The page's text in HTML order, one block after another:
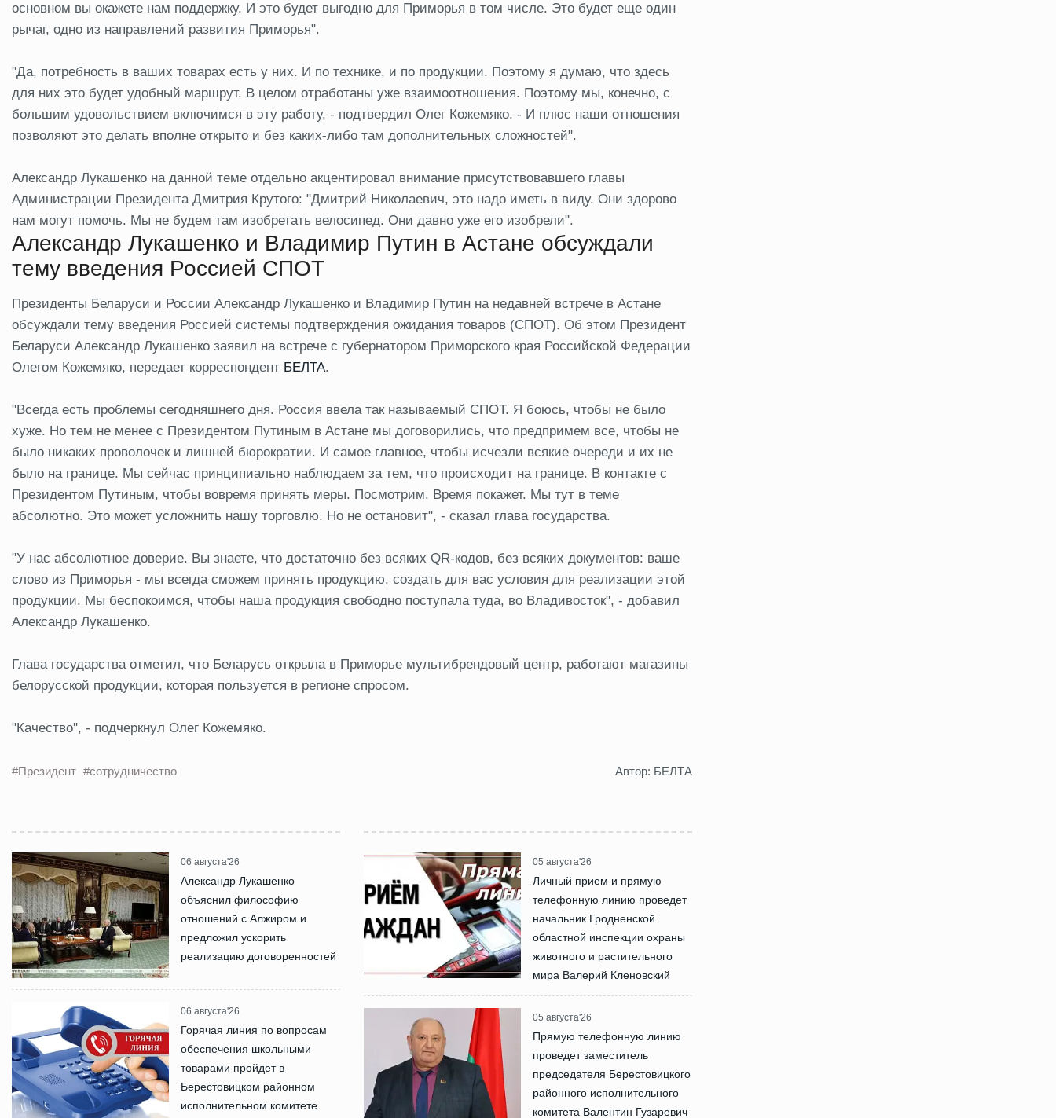
основном вы окажете нам поддержку. И это будет выгодно для Приморья в том числе. Это будет еще один
рычаг, одно из направлений развития Приморья".
"Да, потребность в ваших товарах есть у них. И по технике, и по продукции. Поэтому я думаю, что здесь
для них это будет удобный маршрут. В целом отработаны уже взаимоотношения. Поэтому мы, конечно, с
большим удовольствием включимся в эту работу, - подтвердил Олег Кожемяко. - И плюс наши отношения
позволяют это делать вполне открыто и без каких-либо там дополнительных сложностей".
Александр Лукашенко на данной теме отдельно акцентировал внимание присутствовавшего главы
Администрации Президента Дмитрия Крутого: "Дмитрий Николаевич, это надо иметь в виду. Они здорово
нам могут помочь. Мы не будем там изобретать велосипед. Они давно уже его изобрели".
Александр Лукашенко и Владимир Путин в Астане обсуждали
тему введения Россией СПОТ
Президенты Беларуси и России Александр Лукашенко и Владимир Путин на недавней встрече в Астане
обсуждали тему введения Россией системы подтверждения ожидания товаров (СПОТ). Об этом Президент
Беларуси Александр Лукашенко заявил на встрече с губернатором Приморского края Российской Федерации
Олегом Кожемяко, передает корреспондент БЕЛТА.
"Всегда есть проблемы сегодняшнего дня. Россия ввела так называемый СПОТ. Я боюсь, чтобы не было
хуже. Но тем не менее с Президентом Путиным в Астане мы договорились, что предпримем все, чтобы не
было никаких проволочек и лишней бюрократии. И самое главное, чтобы исчезли всякие очереди и их не
было на границе. Мы сейчас принципиально наблюдаем за тем, что происходит на границе. В контакте с
Президентом Путиным, чтобы вовремя принять меры. Посмотрим. Время покажет. Мы тут в теме
абсолютно. Это может усложнить нашу торговлю. Но не остановит", - сказал глава государства.
"У нас абсолютное доверие. Вы знаете, что достаточно без всяких QR-кодов, без всяких документов: ваше
слово из Приморья - мы всегда сможем принять продукцию, создать для вас условия для реализации этой
продукции. Мы беспокоимся, чтобы наша продукция свободно поступала туда, во Владивосток", - добавил
Александр Лукашенко.
Глава государства отметил, что Беларусь открыла в Приморье мультибрендовый центр, работают магазины
белорусской продукции, которая пользуется в регионе спросом.
"Качество", - подчеркнул Олег Кожемяко.
#Президент #сотрудничество Автор: БЕЛТА
06 августа'26
Александр Лукашенко
объяснил философию
отношений с Алжиром и
предложил ускорить
реализацию договоренностей
06 августа'26
Горячая линия по вопросам
обеспечения школьными
товарами пройдет в
Берестовицком районном
исполнительном комитете
05 августа'26
Личный прием и прямую
телефонную линию проведет
начальник Гродненской
областной инспекции охраны
животного и растительного
мира Валерий Кленовский
05 августа'26
Прямую телефонную линию
проведет заместитель
председателя Берестовицкого
районного исполнительного
комитета Валентин Гузаревич